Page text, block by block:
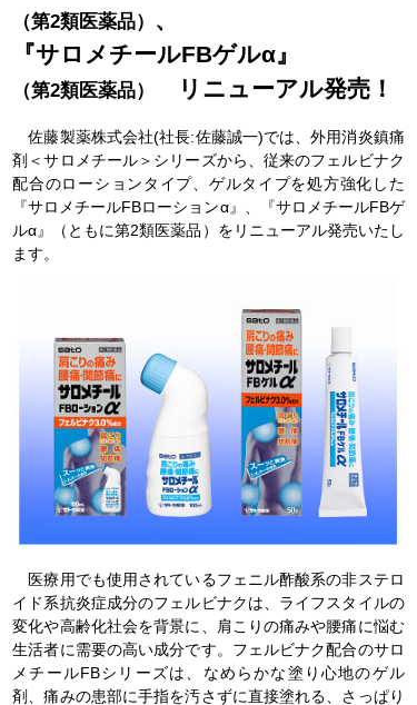
（第2類医薬品） 、
『サロメチールFBゲルα』
（第2類医薬品） リニューアル発売！
佐藤製薬株式会社(社長:佐藤誠一)では、外用消炎鎮痛
剤＜サロメチール＞シリーズから、従来のフェルビナク
配合のローションタイプ、ゲルタイプを処方強化した
『サロメチールFBローションα』、『サロメチールFBゲ
ルα』（ともに第2類医薬品）をリニューアル発売いたし
ます。
医療用でも使用されているフェニル酢酸系の非ステロ
イド系抗炎症成分のフェルビナクは、ライフスタイルの
変化や高齢化社会を背景に、肩こりの痛みや腰痛に悩む
生活者に需要の高い成分です。フェルビナク配合のサロ
メチールFBシリーズは、なめらかな塗り心地のゲル
剤、痛みの患部に手指を汚さずに直接塗れる、さっぱり